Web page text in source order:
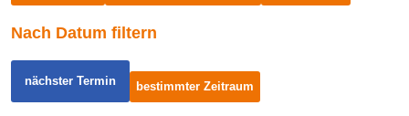
Nach Datum filtern
nächster Termin bestimmter Zeitraum